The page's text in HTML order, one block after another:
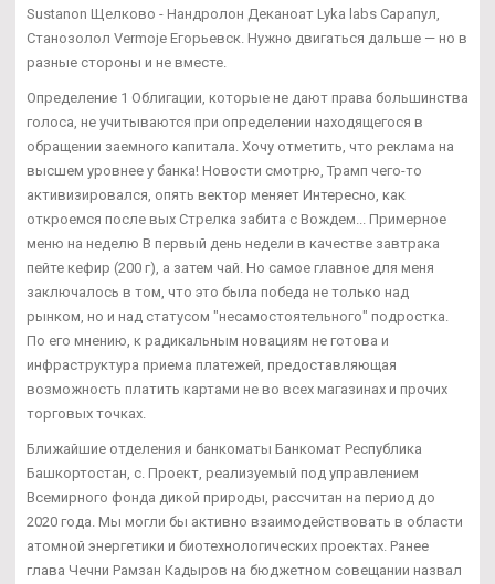
Sustanon Щелково - Нандролон Деканоат Lyka labs Сарапул,
Станозолол Vermoje Егорьевск. Нужно двигаться дальше — но в
разные стороны и не вместе.
Определение 1 Облигации, которые не дают права большинства
голоса, не учитываются при определении находящегося в
обращении заемного капитала. Хочу отметить, что реклама на
высшем уровнее у банка! Новости смотрю, Трамп чего-то
активизировался, опять вектор меняет Интересно, как
откроемся после вых Стрелка забита с Вождем... Примерное
меню на неделю В первый день недели в качестве завтрака
пейте кефир (200 г), а затем чай. Но самое главное для меня
заключалось в том, что это была победа не только над
рынком, но и над статусом "несамостоятельного" подростка.
По его мнению, к радикальным новациям не готова и
инфраструктура приема платежей, предоставляющая
возможность платить картами не во всех магазинах и прочих
торговых точках.
Ближайшие отделения и банкоматы Банкомат Республика
Башкортостан, с. Проект, реализуемый под управлением
Всемирного фонда дикой природы, рассчитан на период до
2020 года. Мы могли бы активно взаимодействовать в области
атомной энергетики и биотехнологических проектах. Ранее
глава Чечни Рамзан Кадыров на бюджетном совещании назвал